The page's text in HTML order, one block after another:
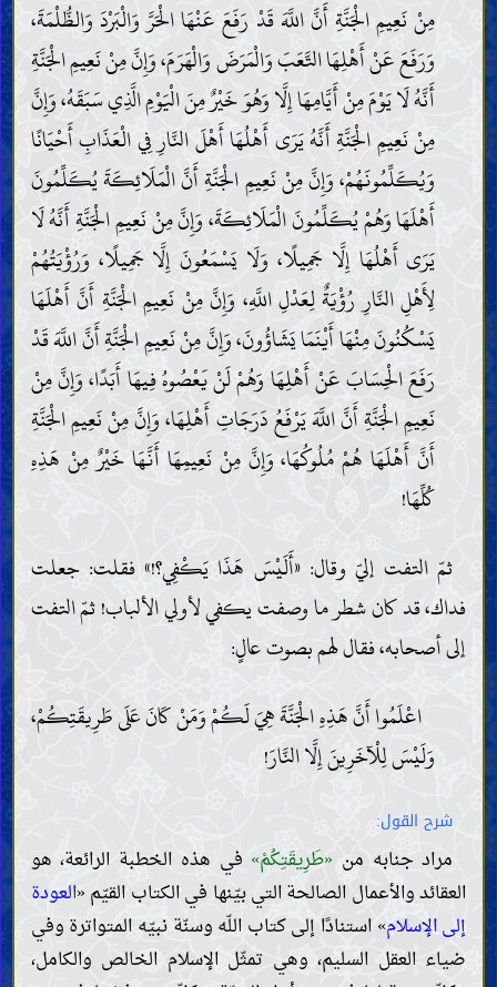
مِنْ نَعِيمِ الْجَنَّةِ أَنَّ اللَّهَ قَدْ رَفَعَ عَنْهَا الْحَرَّ وَالْبَرْدَ وَالظُّلْمَةَ،
وَرَفَعَ عَنْ أَهْلِهَا التَّعَبَ وَالْمَرَضَ وَالْهَرَمَ، وَإِنَّ مِنْ نَعِيمِ الْجَنَّةِ
أَنَّهُ لَا يَوْمَ مِنْ أَيَّامِهَا إِلَّا وَهُوَ خَيْرٌ مِنَ الْيَوْمِ الَّذِي سَبَقَهُ، وَإِنَّ
مِنْ نَعِيمِ الْجَنَّةِ أَنَّهُ يَرَى أَهْلُهَا أَهْلَ النَّارِ فِي الْعَذَابِ أَحْيَانًا
وَيُكَلِّمُونَهُمْ، وَإِنَّ مِنْ نَعِيمِ الْجَنَّةِ أَنَّ الْمَلَائِكَةَ يُكَلِّمُونَ
أَهْلَهَا وَهُمْ يُكَلِّمُونَ الْمَلَائِكَةَ، وَإِنَّ مِنْ نَعِيمِ الْجَنَّةِ أَنَّهُ لَا
يَرَى أَهْلُهَا إِلَّا جَمِيلًا، وَلَا يَسْمَعُونَ إِلَّا جَمِيلًا، وَرُؤْيَتُهُمْ
لِأَهْلِ النَّارِ رُؤْيَةٌ لِعَدْلِ اللَّهِ، وَإِنَّ مِنْ نَعِيمِ الْجَنَّةِ أَنَّ أَهْلَهَا
يَسْكُنُونَ مِنْهَا أَيْنَمَا يَشَاؤُونَ، وَإِنَّ مِنْ نَعِيمِ الْجَنَّةِ أَنَّ اللَّهَ قَدْ
رَفَعَ الْحِسَابَ عَنْ أَهْلِهَا وَهُمْ لَنْ يَعْصُوهُ فِيهَا أَبَدًا، وَإِنَّ مِنْ
نَعِيمِ الْجَنَّةِ أَنَّ اللَّهَ يَرْفَعُ دَرَجَاتِ أَهْلِهَا، وَإِنَّ مِنْ نَعِيمِ الْجَنَّةِ
أَنَّ أَهْلَهَا هُمْ مُلُوكُهَا، وَإِنَّ مِنْ نَعِيمِهَا أَنَّهَا خَيْرٌ مِنْ هَذِهِ
كُلِّهَا!
ثمّ التفت إليّ وقال: «أَلَيْسَ هَذَا يَكْفِي؟!» فقلت: جعلت
فداك، قد كان شطر ما وصفت يكفي لأولي الألباب! ثمّ التفت
إلى أصحابه، فقال لهم بصوت عالٍ:
اعْلَمُوا أَنَّ هَذِهِ الْجَنَّةَ هِيَ لَكُمْ وَمَنْ كَانَ عَلَى طَرِيقَتِكُمْ،
وَلَيْسَ لِلْآخَرِينَ إِلَّا النَّارَ!
شرح القول:
مراد جنابه من «طَرِيقَتِكُمْ» في هذه الخطبة الرائعة، هو
العقائد والأعمال الصالحة التي بيّنها في الكتاب القيّم «العودة
إلى الإسلام» استنادًا إلى كتاب اللّه وسنّة نبيّه المتواترة وفي
ضياء العقل السليم، وهي تمثّل الإسلام الخالص والكامل،